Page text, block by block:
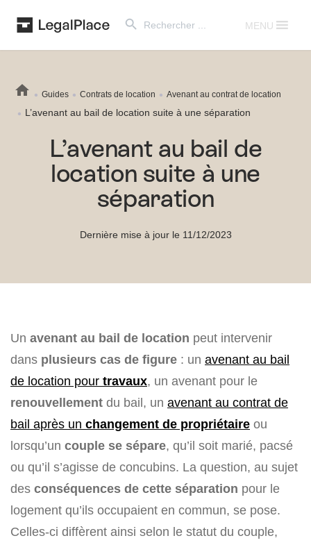
for:
MENU
Guides Contrats de location Avenant au contrat de location
L’avenant au bail de location suite à une séparation
L’avenant au bail de
location suite à une
séparation
Dernière mise à jour le 11/12/2023
Un avenant au bail de location peut intervenir
dans plusieurs cas de figure : un avenant au bail
de location pour travaux, un avenant pour le
renouvellement du bail, un avenant au contrat de
bail après un changement de propriétaire ou
lorsqu’un couple se sépare, qu’il soit marié, pacsé
ou qu’il s’agisse de concubins. La question, au sujet
des conséquences de cette séparation pour le
logement qu’ils occupaient en commun, se pose.
Celles-ci diffèrent ainsi selon le statut du couple,